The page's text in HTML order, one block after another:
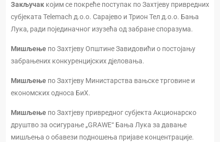
Закључак којим се покреће поступак по Захтјеву привредних
субјеката Telemach д.о.о. Сарајево и Трион Тел д.о.о. Бања
Лука, ради појединачног изузећа од забране споразума.
Мишљење по Захтјеву Општине Завидовићи о постојању
забрањених конкуренцијских дјеловања.
Мишљење по Захтјеву Министарства вањске трговине и
економских односа БиХ.
Мишљење по Захтјеву привредног субјекта Акционарско
друштво за осигурање „GRAWE“ Бања Лука за давање
мишљења о обавези подношења пријаве концентрације.